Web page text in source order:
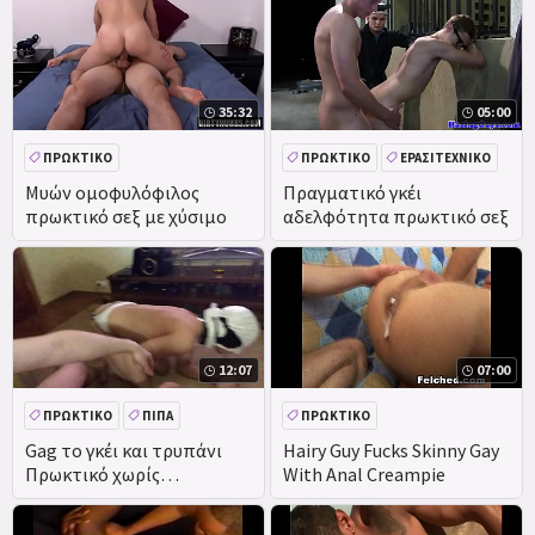
πρωκτό, νόστιμα
πρωκτικό γκέι σεξ
εκσπερμάτωση πρώτη
φορά φίλε, πώς έχουμε
35:32
Μυών ομοφυλόφιλος
πρωκτικό σεξ με χύσιμο
ΠΡΩΚΤΙΚΌ
ΑΥΝΑΝΙΣΜΌΣ ΣΤΟ ΠΡΌΣΩΠΟ
05:00
Πραγματικό γκέι
αδελφότητα πρωκτικό σεξ
ΠΡΩΚΤΙΚΌ
ΕΡΑΣΙΤΕΧΝΙΚΌ
ΟΜΆΔΑ
ΠΡΑΓΜΑΤΙΚΌΤΗΤΑ
12:07
Gag το γκέι και τρυπάνι
Πρωκτικό χωρίς
προφυλακτικό submissiv.
Machofucker
ΠΡΩΚΤΙΚΌ
ΠΊΠΑ
DEEPTHROAT
07:00
Hairy Guy Fucks Skinny Gay
With Anal Creampie
ΠΡΩΚΤΙΚΌ
ΑΥΝΑΝΙΣΜΌΣ ΣΤΟ ΠΡΌΣΩΠΟ
ΠΊΠΑ